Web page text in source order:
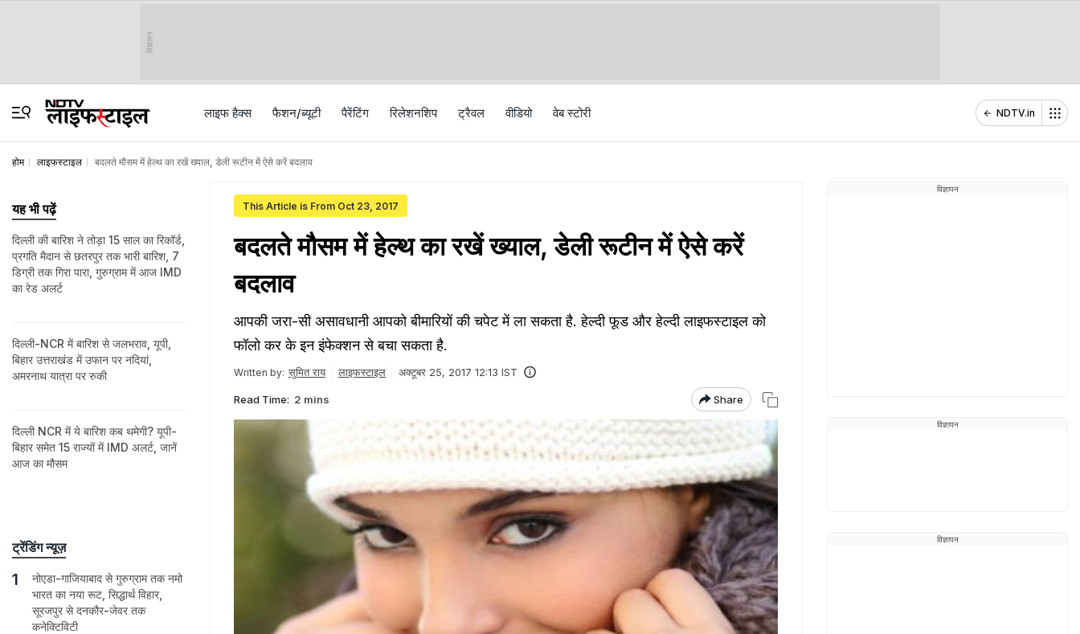
विज्ञापन
लाइफ हैक्स फैशन/ब्‍यूटी पैरेंटिंग रिलेशनशिप ट्रैवल वीड‍ियो वेब स्टोरी NDTV.in
होम लाइफस्टाइल बदलते मौसम में हेल्थ का रखें ख्याल, डेली रूटीन में ऐसे करें बदलाव
This Article is From Oct 23, 2017
बदलते मौसम में हेल्थ का रखें ख्याल, डेली रूटीन में ऐसे करें
बदलाव
आपकी जरा-सी असावधानी आपको बीमारियों की चपेट में ला सकता है. हेल्दी फूड और हेल्दी लाइफस्टाइल को
फॉलो कर के इन इंफेक्शन से बचा सकता है.
Written by: सुमित राय लाइफस्टाइल अक्टूबर 25, 2017 12:13 IST
Read Time: 2 mins Share
यह भी पढ़ें
दिल्ली की बारिश ने तोड़ा 15 साल का रिकॉर्ड,
प्रगति मैदान से छतरपुर तक भारी बारिश, 7
डिग्री तक गिरा पारा, गुरुग्राम में आज IMD
का रेड अलर्ट
दिल्ली-NCR में बारिश से जलभराव, यूपी,
बिहार उत्तराखंड में उफान पर नदियां,
अमरनाथ यात्रा पर रुकी
दिल्ली NCR में ये बारिश कब थमेगी? यूपी-
बिहार समेत 15 राज्यों में IMD अलर्ट, जानें
आज का मौसम
ट्रेंडिंग न्यूज़
नोएडा-गाजियाबाद से गुरुग्राम तक नमो
भारत का नया रूट, सिद्धार्थ विहार,
सूरजपुर से दनकौर-जेवर तक
कनेक्टिविटी
विज्ञापन
विज्ञापन
विज्ञापन